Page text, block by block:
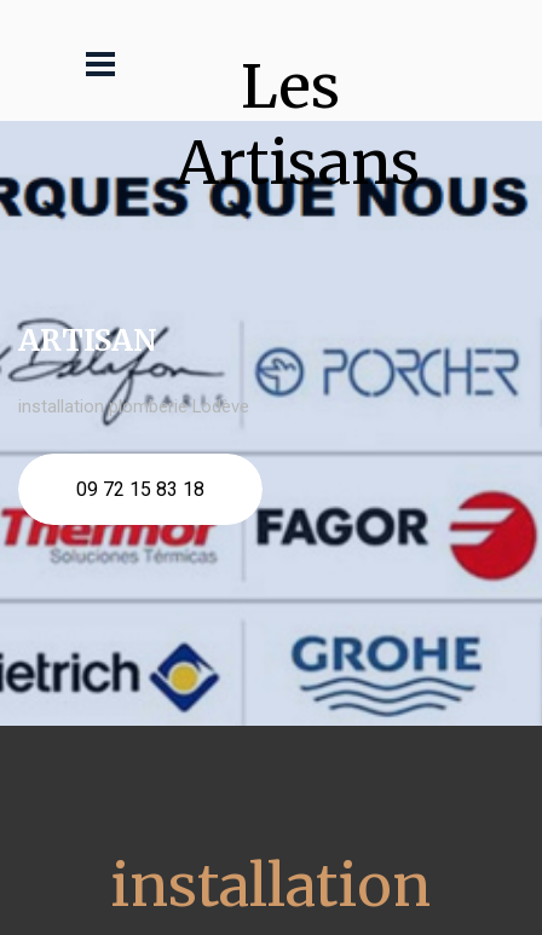
Les
Artisans
ARTISAN
installation plomberie Lodève
09 72 15 83 18
installation